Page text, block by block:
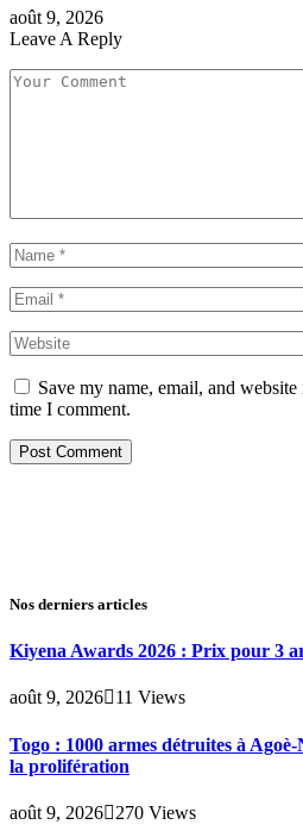
août 9, 2026
Leave A Reply
Save my name, email, and
time I comment.
Nos derniers articles
Kiyena Awards 2026 : Prix pour 3
août 9, 2026 11 Views
Togo : 1000 armes détruites à
la prolifération
août 9, 2026 270 Views